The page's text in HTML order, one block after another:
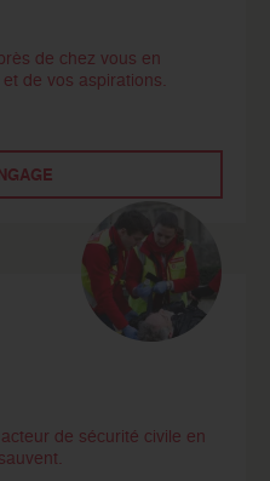
de chez vous en
de vos aspirations.
de sécurité civile en